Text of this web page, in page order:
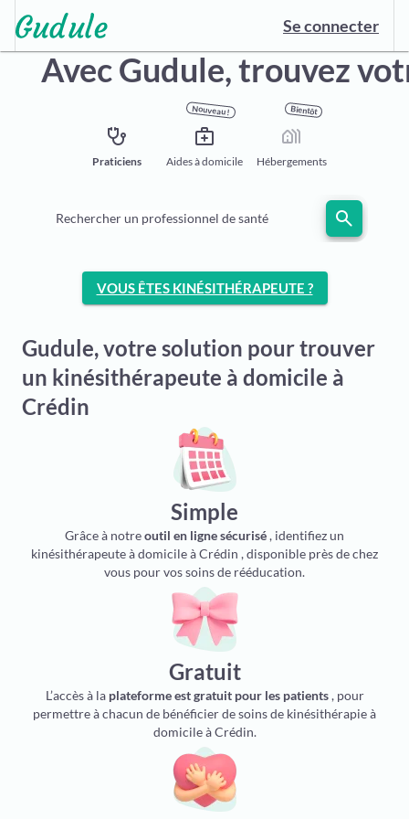
Se connecter
Avec Gudule,trouvez
stethoscope
Praticiens
Nouveau !
medical_services
Aides à domicile
Bientôt
holiday_village
Hébergements
Rechercher un professionnel de santé search
VOUS ÊTES KINÉSITHÉRAPEUTE ?
Gudule, votre solution pour trouver
un kinésithérapeute à domicile à
Crédin
Simple
Grâce à notreoutil en ligne sécurisé, identifiez un
kinésithérapeute à domicile à Crédin , disponible près de chez
vous pour vos soins de rééducation.
Gratuit
L’accès à la plateforme est gratuit pour les patients, pour
permettre à chacun de bénéficier de soins de kinésithérapie à
domicile à Crédin.